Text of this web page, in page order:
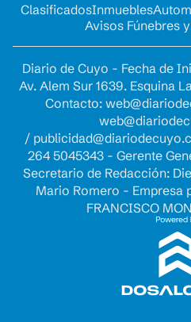
ClasificadosInmuebles
Avisos Fúnebres
Diario de Cuyo - Fecha de
Av. Alem Sur 1639. Esquina
Contacto:
/
264 5045343 - Gerente
Secretario de Redacción:
Mario Romero - Empresa
FRANCISCO